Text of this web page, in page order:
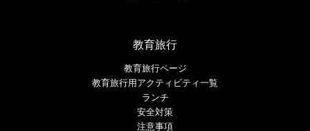
教育旅行
教育旅行ページ
教育旅行用アクティビティ一覧
ランチ
安全対策
注意事項